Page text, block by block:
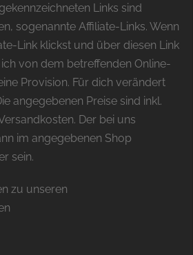
Links sind
sogenannte Affiliate-Links. Wenn
Link klickst und über diesen Link
von dem betreffenden Online-
Provision. Für dich verändert
angegebenen Preise sind inkl.
Der bei uns
im angegebenen Shop
sein.
zu unseren